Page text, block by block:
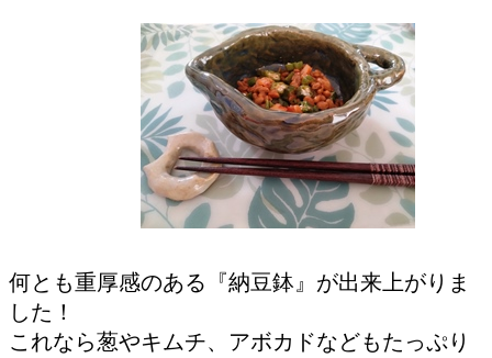
何とも重厚感のある『納豆鉢』が出来上がりま
した！
これなら葱やキムチ、アボカドなどもたっぷり